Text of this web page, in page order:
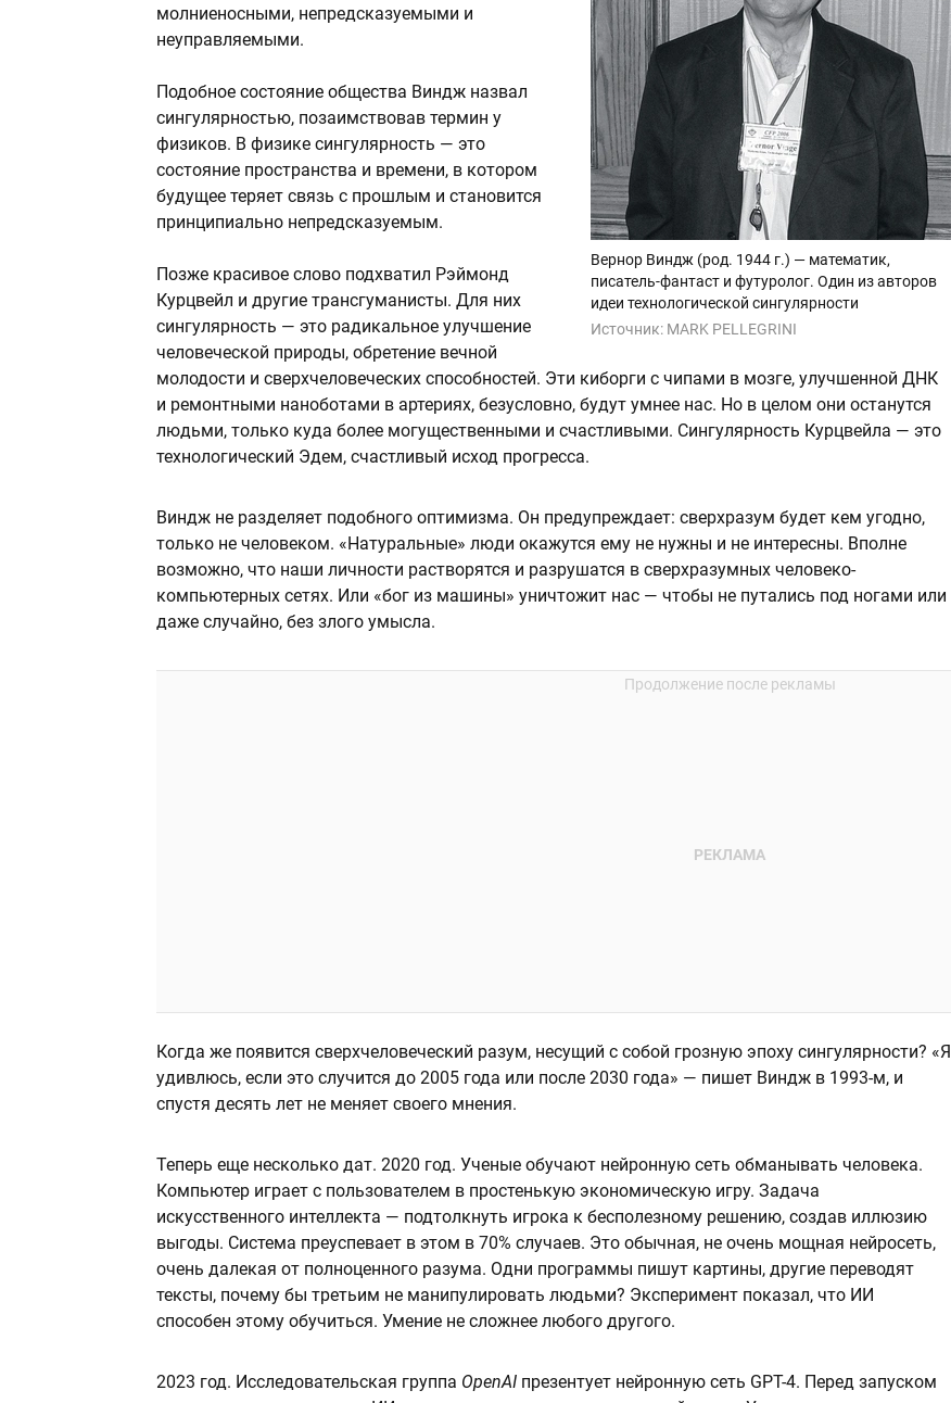
Вернор Виндж (род. 1944 г.) — математик,
писатель-фантаст и футуролог. Один из авторов
идеи технологической сингулярности
Источник: MARK PELLEGRINI
молниеносными, непредсказуемыми и
неуправляемыми.
Подобное состояние общества Виндж назвал
сингулярностью, позаимствовав термин у
физиков. В физике сингулярность — это
состояние пространства и времени, в котором
будущее теряет связь с прошлым и становится
принципиально непредсказуемым.
Позже красивое слово подхватил Рэймонд
Курцвейл и другие трансгуманисты. Для них
сингулярность — это радикальное улучшение
человеческой природы, обретение вечной
молодости и сверхчеловеческих способностей. Эти киборги с чипами в мозге, улучшенной ДНК
и ремонтными наноботами в артериях, безусловно, будут умнее нас. Но в целом они останутся
людьми, только куда более могущественными и счастливыми. Сингулярность Курцвейла — это
технологический Эдем, счастливый исход прогресса.
Виндж не разделяет подобного оптимизма. Он предупреждает: сверхразум будет кем угодно,
только не человеком. «Натуральные» люди окажутся ему не нужны и не интересны. Вполне
возможно, что наши личности растворятся и разрушатся в сверхразумных человеко-
компьютерных сетях. Или «бог из машины» уничтожит нас — чтобы не путались под ногами или
даже случайно, без злого умысла.
Когда же появится сверхчеловеческий разум, несущий с собой грозную эпоху сингулярности? «Я
удивлюсь, если это случится до 2005 года или после 2030 года» — пишет Виндж в 1993-м, и
спустя десять лет не меняет своего мнения.
Теперь еще несколько дат. 2020 год. Ученые обучают нейронную сеть обманывать человека.
Компьютер играет с пользователем в простенькую экономическую игру. Задача
искусственного интеллекта — подтолкнуть игрока к бесполезному решению, создав иллюзию
выгоды. Система преуспевает в этом в 70% случаев. Это обычная, не очень мощная нейросеть,
очень далекая от полноценного разума. Одни программы пишут картины, другие переводят
тексты, почему бы третьим не манипулировать людьми? Эксперимент показал, что ИИ
способен этому обучиться. Умение не сложнее любого другого.
2023 год. Исследовательская группа OpenAI презентует нейронную сеть GPT-4. Перед запуском